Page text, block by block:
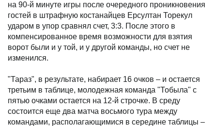
на 90-й минуте игры после очередного проникновения
гостей в штрафную костанайцев Ерсултан Торекул
ударом в упор сравнял счет, 3:3. После этого в
компенсированное время возможности для взятия
ворот были и у той, и у другой команды, но счет не
изменился.
"Тараз", в результате, набирает 16 очков – и остается
третьим в таблице, молодежная команда "Тобыла" с
пятью очками остается на 12-й строчке. В среду
состоится еще два матча восьмого тура между
командами, располагающимися в середине таблицы –